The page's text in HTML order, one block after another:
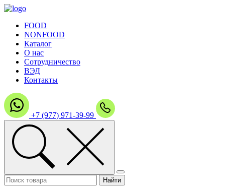
FOOD
NONFOOD
Каталог
О нас
Сотрудничество
ВЭД
Контакты
+7 (977) 971-39-99